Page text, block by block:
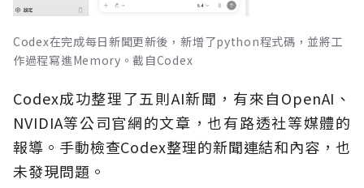
Codex在完成每日新聞更新後，新增了python程式碼，並將工
作過程寫進Memory。截自Codex
Codex成功整理了五則AI新聞，有來自OpenAI、
NVIDIA等公司官網的文章，也有路透社等媒體的
報導。手動檢查Codex整理的新聞連結和內容，也
未發現問題。